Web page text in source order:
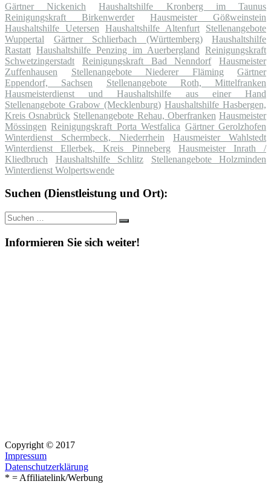
Gärtner Nickenich
Haushaltshilfe Kronberg im Taunus
Reinigungskraft Birkenwerder
Hausmeister Gößweinstein
Haushaltshilfe Uetersen
Haushaltshilfe Altenfurt
Stellenangebote
Wuppertal
Gärtner Schlierbach (Württemberg)
Haushaltshilfe
Rastatt Haushaltshilfe Penzing im Auerbergland Reinigungskraft
Schwetzingerstadt
Reinigungskraft Bad Nenndorf
Hausmeister
Zuffenhausen
Stellenangebote Niederer Fläming
Gärtner
Eppendorf, Sachsen
Stellenangebote Roth, Mittelfranken
Hausmeisterdienst und Haushaltshilfe aus einer Hand
Stellenangebote Grabow (Mecklenburg) Haushaltshilfe Hasbergen,
Kreis Osnabrück Stellenangebote Rehau, Oberfranken Hausmeister
Mössingen Reinigungskraft Porta Westfalica Gärtner Gerolzhofen
Winterdienst Schermbeck, Niederrhein
Hausmeister Wahlstedt
Winterdienst Ellerbek, Kreis Pinneberg
Hausmeister Inrath /
Kliedbruch
Haushaltshilfe Schlitz
Stellenangebote Holzminden
Winterdienst Wolpertswende
Suchen (Dienstleistung und Ort):
Suche
nach:
Suchen
Informieren Sie sich weiter!
Copyright © 2017
Impressum
Datenschutzerklärung
* = Affiliatelink/Werbung